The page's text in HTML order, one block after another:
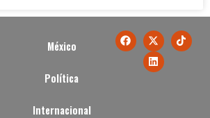
México
Política
Internacional